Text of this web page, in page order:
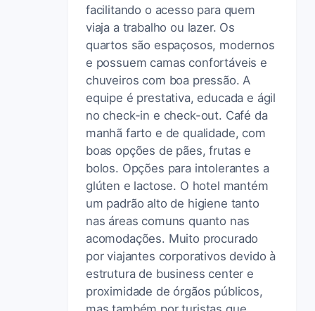
facilitando o acesso para quem
viaja a trabalho ou lazer. Os
quartos são espaçosos, modernos
e possuem camas confortáveis e
chuveiros com boa pressão. A
equipe é prestativa, educada e ágil
no check-in e check-out. Café da
manhã farto e de qualidade, com
boas opções de pães, frutas e
bolos. Opções para intolerantes a
glúten e lactose. O hotel mantém
um padrão alto de higiene tanto
nas áreas comuns quanto nas
acomodações. Muito procurado
por viajantes corporativos devido à
estrutura de business center e
proximidade de órgãos públicos,